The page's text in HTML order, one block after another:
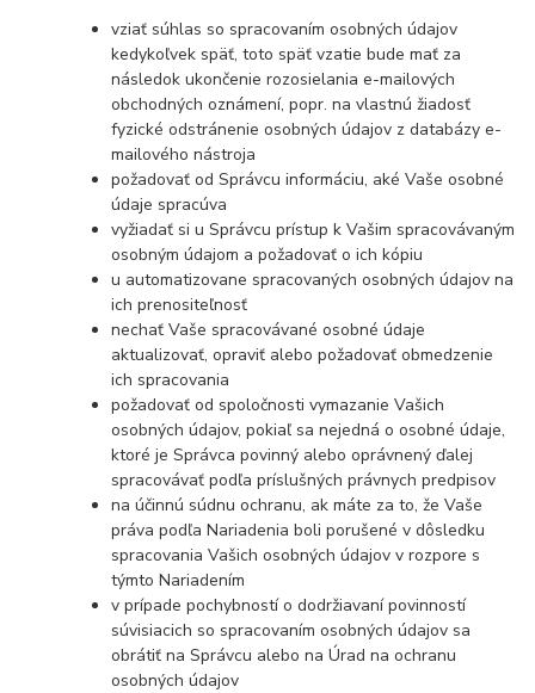
vziať súhlas so spracovaním osobných údajov
kedykoľvek späť, toto späť vzatie bude mať za
následokukončenie rozosielania e-mailových
obchodných oznámení, popr. na vlastnú žiadosť
fyzické odstránenie osobných údajov z databázy e-
mailového nástroja
požadovať od Správcu informáciu, aké Vaše osobné
údaje spracúva
vyžiadať si u Správcu prístup k Vašim spracovávaným
osobným údajom a požadovať o ich kópiu
u automatizovane spracovaných osobných údajov na
ich prenositeľnosť
nechať Vaše spracovávané osobné údaje
aktualizovať, opraviť alebo požadovať obmedzenie
ich spracovania
požadovať od spoločnosti vymazanie Vašich
osobných údajov, pokiaľ sa nejedná o osobné údaje,
ktoré je Správca povinný alebo oprávnený ďalej
spracovávať podľa príslušných právnych predpisov
na účinnú súdnu ochranu, ak máte za to, že Vaše
práva podľa Nariadenia boli porušené v dôsledku
spracovania Vašich osobných údajov v rozpore s
týmto Nariadením
v prípade pochybností o dodržiavaní povinností
súvisiacich so spracovaním osobných údajov sa
obrátiť na Správcu alebo na Úrad na ochranu
osobných údajov